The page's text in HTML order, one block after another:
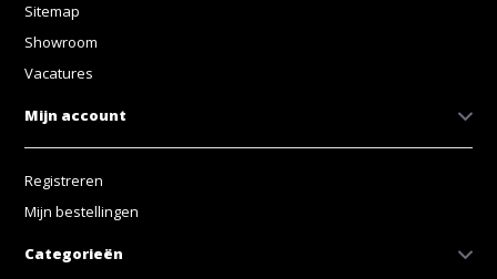
Sitemap
Showroom
Vacatures
Mijn account
Registreren
Mijn bestellingen
Categorieën